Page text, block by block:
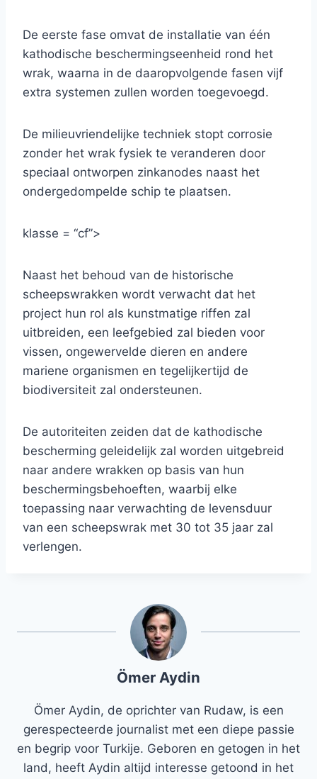
De eerste fase omvat de installatie van één
kathodische beschermingseenheid rond het
wrak, waarna in de daaropvolgende fasen vijf
extra systemen zullen worden toegevoegd.
De milieuvriendelijke techniek stopt corrosie
zonder het wrak fysiek te veranderen door
speciaal ontworpen zinkanodes naast het
ondergedompelde schip te plaatsen.
klasse = “cf”>
Naast het behoud van de historische
scheepswrakken wordt verwacht dat het
project hun rol als kunstmatige riffen zal
uitbreiden, een leefgebied zal bieden voor
vissen, ongewervelde dieren en andere
mariene organismen en tegelijkertijd de
biodiversiteit zal ondersteunen.
De autoriteiten zeiden dat de kathodische
bescherming geleidelijk zal worden uitgebreid
naar andere wrakken op basis van hun
beschermingsbehoeften, waarbij elke
toepassing naar verwachting de levensduur
van een scheepswrak met 30 tot 35 jaar zal
verlengen.
Ömer Aydin
Ömer Aydin, de oprichter van Rudaw, is een
gerespecteerde journalist met een diepe passie
en begrip voor Turkije. Geboren en getogen in het
land, heeft Aydin altijd interesse getoond in het